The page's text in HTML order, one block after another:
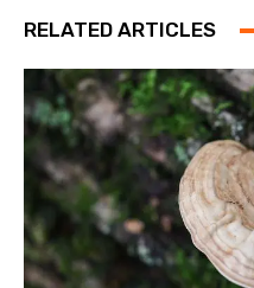
RELATED ARTICLES